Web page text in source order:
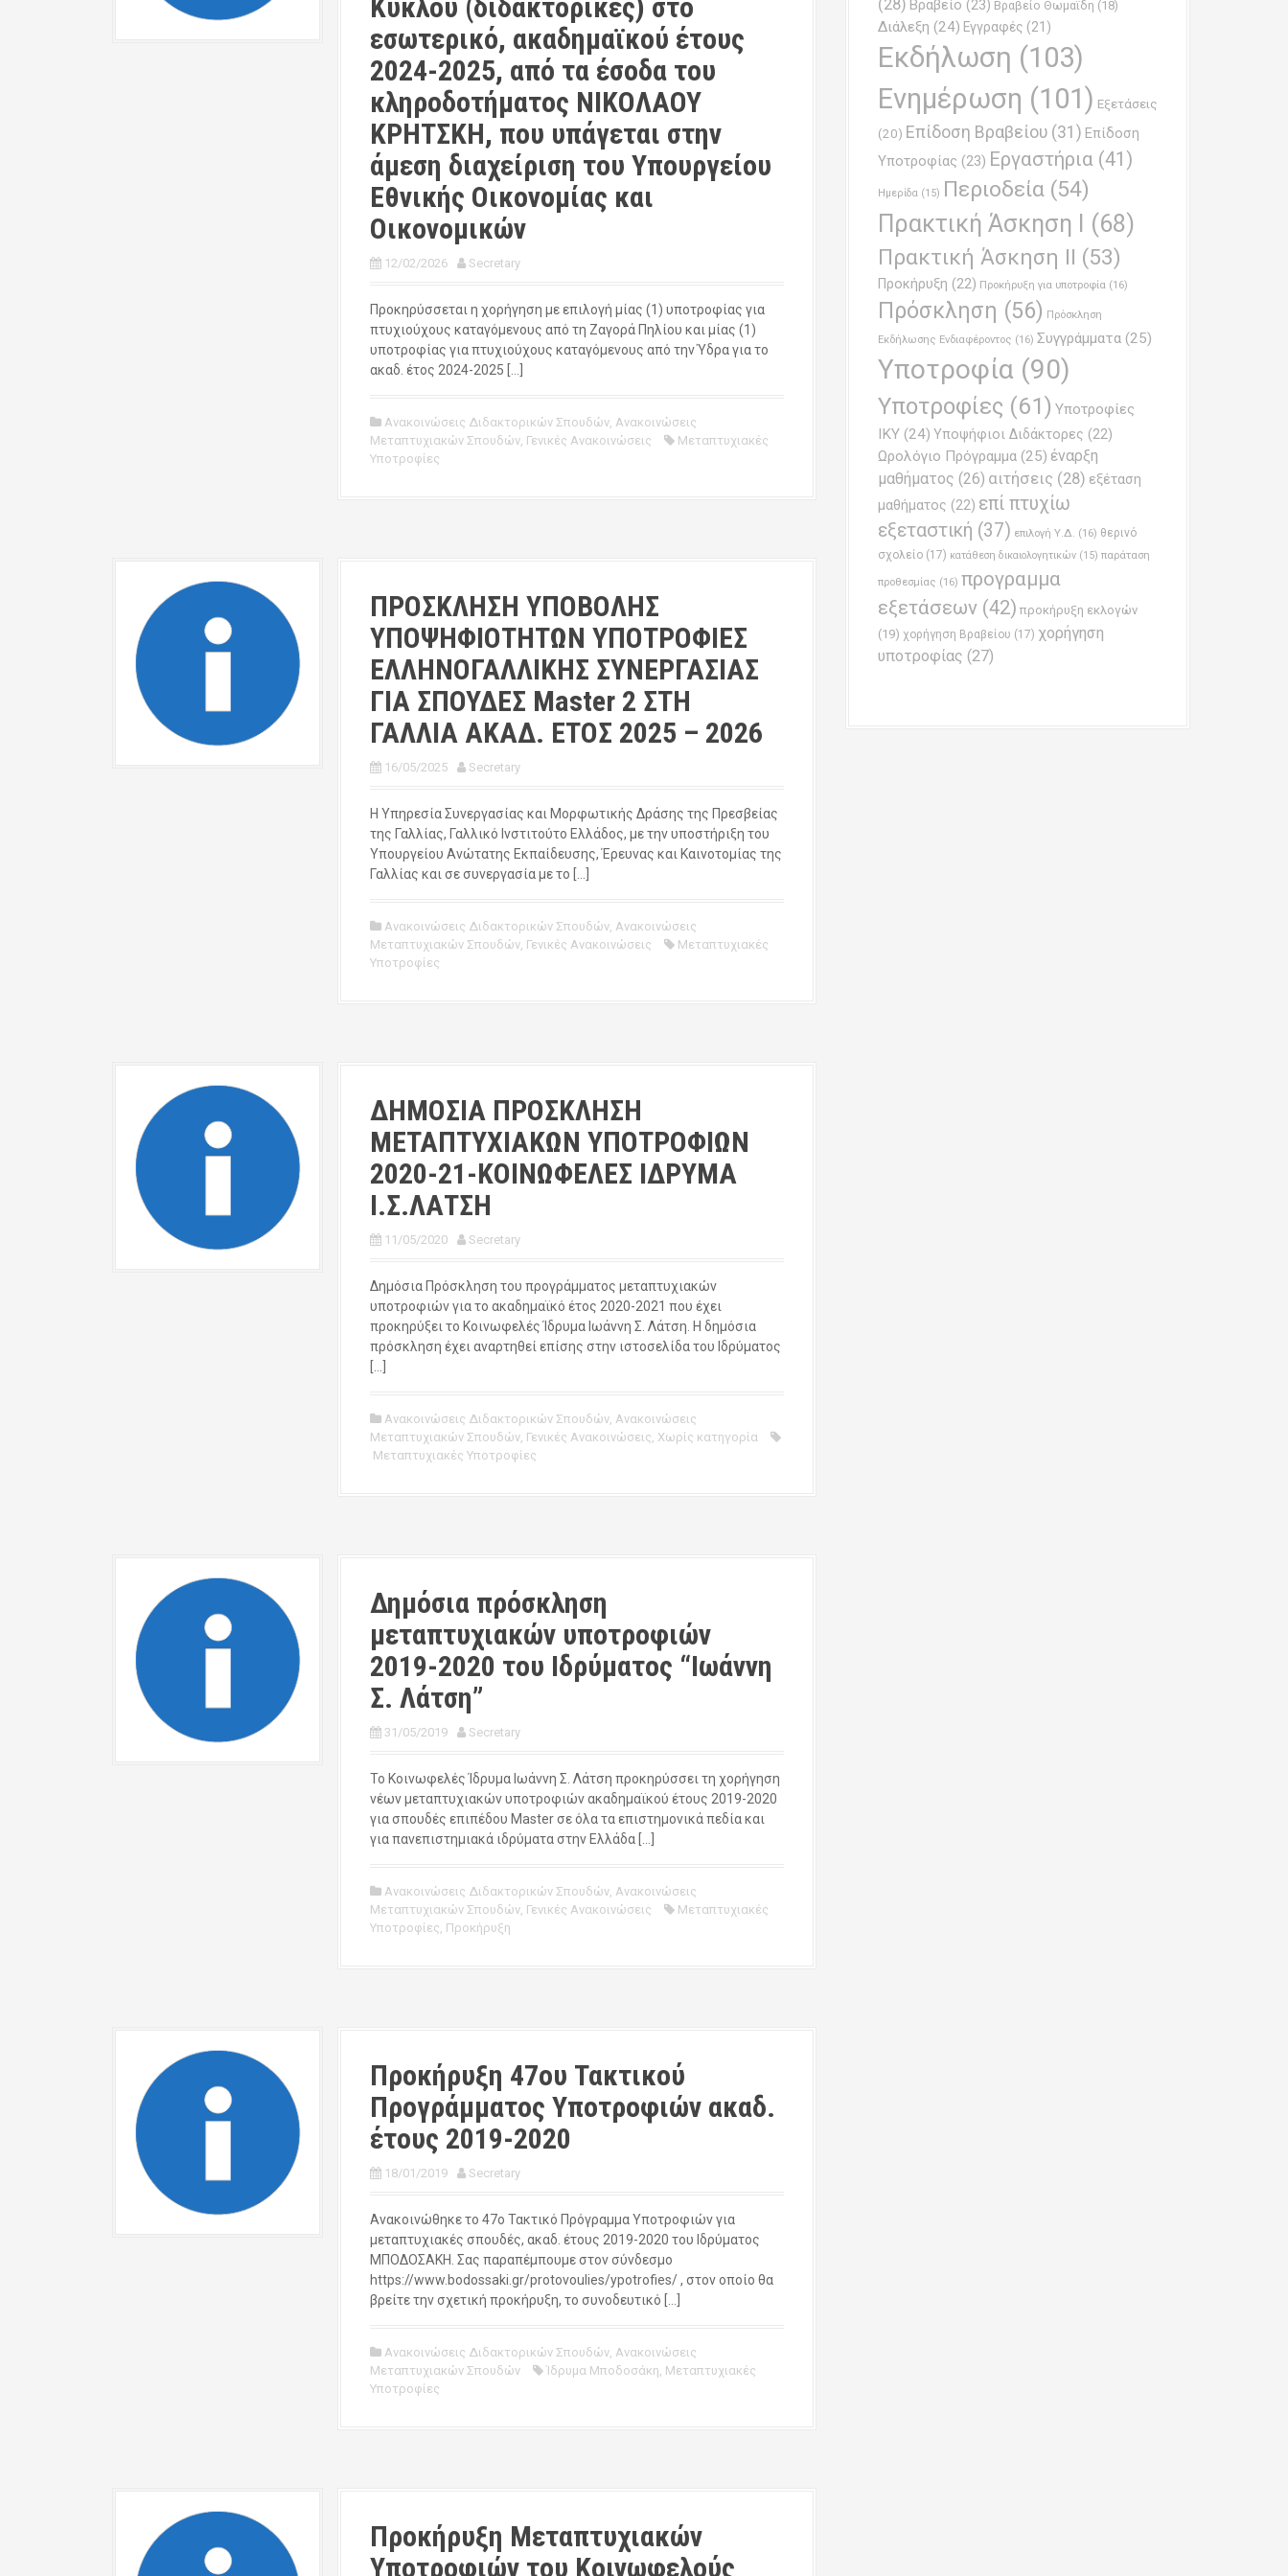
Κύκλου (διδακτορικές) στο
εσωτερικό, ακαδημαϊκού έτους
2024-2025, από τα έσοδα του
κληροδοτήματος ΝΙΚΟΛΑΟΥ
ΚΡΗΤΣΚΗ, που υπάγεται στην
άμεση διαχείριση του Υπουργείου
Εθνικής Οικονομίας και
Οικονομικών
12/02/2026 Secretary
Προκηρύσσεται η χορήγηση με επιλογή μίας (1) υποτροφίας για
πτυχιούχους καταγόμενους από τη Ζαγορά Πηλίου και μίας (1)
υποτροφίας για πτυχιούχους καταγόμενους από την Ύδρα για το
ακαδ. έτος 2024-2025 […]
Ανακοινώσεις Διδακτορικών Σπουδών Ανακοινώσεις
Μεταπτυχιακών Σπουδών Γενικές Ανακοινώσεις
Μεταπτυχιακές
Υποτροφίες
ΠΡΟΣΚΛΗΣΗ ΥΠΟΒΟΛΗΣ
ΥΠΟΨΗΦΙΟΤΗΤΩΝ ΥΠΟΤΡΟΦΙΕΣ
ΕΛΛΗΝΟΓΑΛΛΙΚΗΣ ΣΥΝΕΡΓΑΣΙΑΣ
ΓΙΑ ΣΠΟΥΔΕΣ Master 2 ΣΤΗ
ΓΑΛΛΙΑ ΑΚΑΔ. ΕΤΟΣ 2025 – 2026
16/05/2025 Secretary
H Υπηρεσία Συνεργασίας και Μορφωτικής Δράσης της Πρεσβείας
της Γαλλίας, Γαλλικό Ινστιτούτο Ελλάδος, με την υποστήριξη του
Υπουργείου Ανώτατης Εκπαίδευσης, Έρευνας και Καινοτομίας της
Γαλλίας και σε συνεργασία με το […]
Ανακοινώσεις Διδακτορικών Σπουδών Ανακοινώσεις
Μεταπτυχιακών Σπουδών Γενικές Ανακοινώσεις
Μεταπτυχιακές
Υποτροφίες
ΔΗΜΟΣΙΑ ΠΡΟΣΚΛΗΣΗ
ΜΕΤΑΠΤΥΧΙΑΚΩΝ ΥΠΟΤΡΟΦΙΩΝ
2020-21-ΚΟΙΝΩΦΕΛΕΣ ΙΔΡΥΜΑ
Ι.Σ.ΛΑΤΣΗ
11/05/2020 Secretary
Δημόσια Πρόσκληση του προγράμματος μεταπτυχιακών
υποτροφιών για το ακαδημαϊκό έτος 2020-2021 που έχει
προκηρύξει το Κοινωφελές Ίδρυμα Ιωάννη Σ. Λάτση. Η δημόσια
πρόσκληση έχει αναρτηθεί επίσης στην ιστοσελίδα του Ιδρύματος
Ανακοινώσεις Διδακτορικών Σπουδών Ανακοινώσεις
Μεταπτυχιακών Σπουδών Γενικές Ανακοινώσεις Χωρίς κατηγορία
Μεταπτυχιακές Υποτροφίες
Δημόσια πρόσκληση
μεταπτυχιακών υποτροφιών
2019-2020 του Ιδρύματος “Ιωάννη
Σ. Λάτση”
31/05/2019 Secretary
Το Κοινωφελές Ίδρυμα Ιωάννη Σ. Λάτση προκηρύσσει τη χορήγηση
νέων μεταπτυχιακών υποτροφιών ακαδημαϊκού έτους 2019-2020
για σπουδές επιπέδου Master σε όλα τα επιστημονικά πεδία και
για πανεπιστημιακά ιδρύματα στην Ελλάδα […]
Ανακοινώσεις Διδακτορικών Σπουδών Ανακοινώσεις
Μεταπτυχιακών Σπουδών Γενικές Ανακοινώσεις
Μεταπτυχιακές
Υποτροφίες Προκήρυξη
Προκήρυξη 47ου Τακτικού
Προγράμματος Υποτροφιών ακαδ.
έτους 2019-2020
18/01/2019 Secretary
Ανακοινώθηκε το 47ο Τακτικό Πρόγραμμα Υποτροφιών για
μεταπτυχιακές σπουδές, ακαδ. έτους 2019-2020 του Ιδρύματος
ΜΠΟΔΟΣΑΚΗ. Σας παραπέμπουμε στον σύνδεσμο
https://www.bodossaki.gr/protovoulies/ypotrofies/ , στον οποίο θα
βρείτε την σχετική προκήρυξη, το συνοδευτικό […]
Ανακοινώσεις Διδακτορικών Σπουδών Ανακοινώσεις
Μεταπτυχιακών Σπουδών
Ίδρυμα Μποδοσάκη Μεταπτυχιακές
Υποτροφίες
Προκήρυξη Μεταπτυχιακών
Υποτροφιών του Κοινωφελούς
(28) Βραβείο (23) Βραβείο Θωμαϊδη (18)
Διάλεξη (24) Εγγραφές (21)
Εκδήλωση (103)
Ενημέρωση (101) Εξετάσεις
(20) Επίδοση Βραβείου (31) Επίδοση
Υποτροφίας (23) Εργαστήρια (41)
Ημερίδα (15) Περιοδεία (54)
Πρακτική Άσκηση Ι (68)
Πρακτική Άσκηση ΙΙ (53)
Προκήρυξη (22) Προκήρυξη για υποτροφία (16)
Πρόσκληση (56) Πρόσκληση
Εκδήλωσης Ενδιαφέροντος (16) Συγγράμματα (25)
Υποτροφία (90)
Υποτροφίες (61) Υποτροφίες
ΙΚΥ (24) Υποψήφιοι Διδάκτορες (22)
Ωρολόγιο Πρόγραμμα (25) έναρξη
μαθήματος (26) αιτήσεις (28) εξέταση
μαθήματος (22) επί πτυχίω
εξεταστική (37) επιλογή Υ.Δ. (16) θερινό
σχολείο (17) κατάθεση δικαιολογητικών (15) παράταση
προθεσμίας (16) προγραμμα
εξετάσεων (42) προκήρυξη εκλογών
(19) χορήγηση Βραβείου (17) χορήγηση
υποτροφίας (27)